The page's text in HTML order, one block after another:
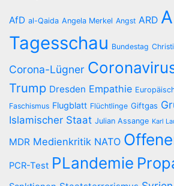
AfD al-Qaida Angela Merkel Angst ARD
Tagesschau Bundestag
Corona-Lügner
Trump Dresden Empathie
Faschismus Flugblatt Flüchtlinge Giftgas
Islamischer Staat Julian Assange Karl
MDR Medienkritik NATO
PCR-Test PLandemie